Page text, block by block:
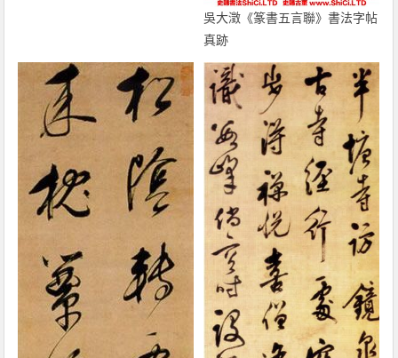
吳大澂《篆書五言聯》書法字帖
真跡